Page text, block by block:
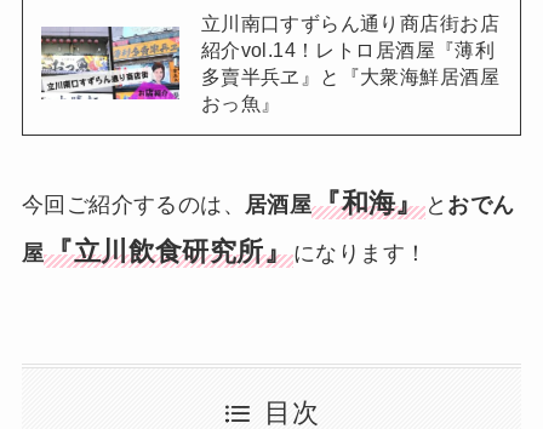
立川南口すずらん通り商店街お店
紹介vol.14！レトロ居酒屋『薄利
多賣半兵ヱ』と『大衆海鮮居酒屋
おっ魚』
今回ご紹介するのは、 居酒屋『和海』と おでん
屋『立川飲食研究所』になります！
目次